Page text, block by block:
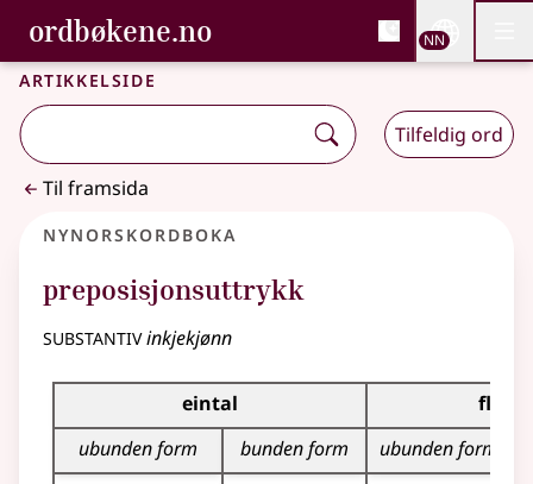
Gå til hovudinnhald
Tilgjenge
ordbøkene.no, Bokmålsordboka og
Bokmålsordboka og Nynorskordboka
NN
Artikkelside
Tilfeldig ord
Til framsida
Nynorskordboka
preposisjonsuttrykk
substantivinkjekjønn
Bøyningstabell for dette substantivet
eintal
ubunden form
bunden form ubunden form